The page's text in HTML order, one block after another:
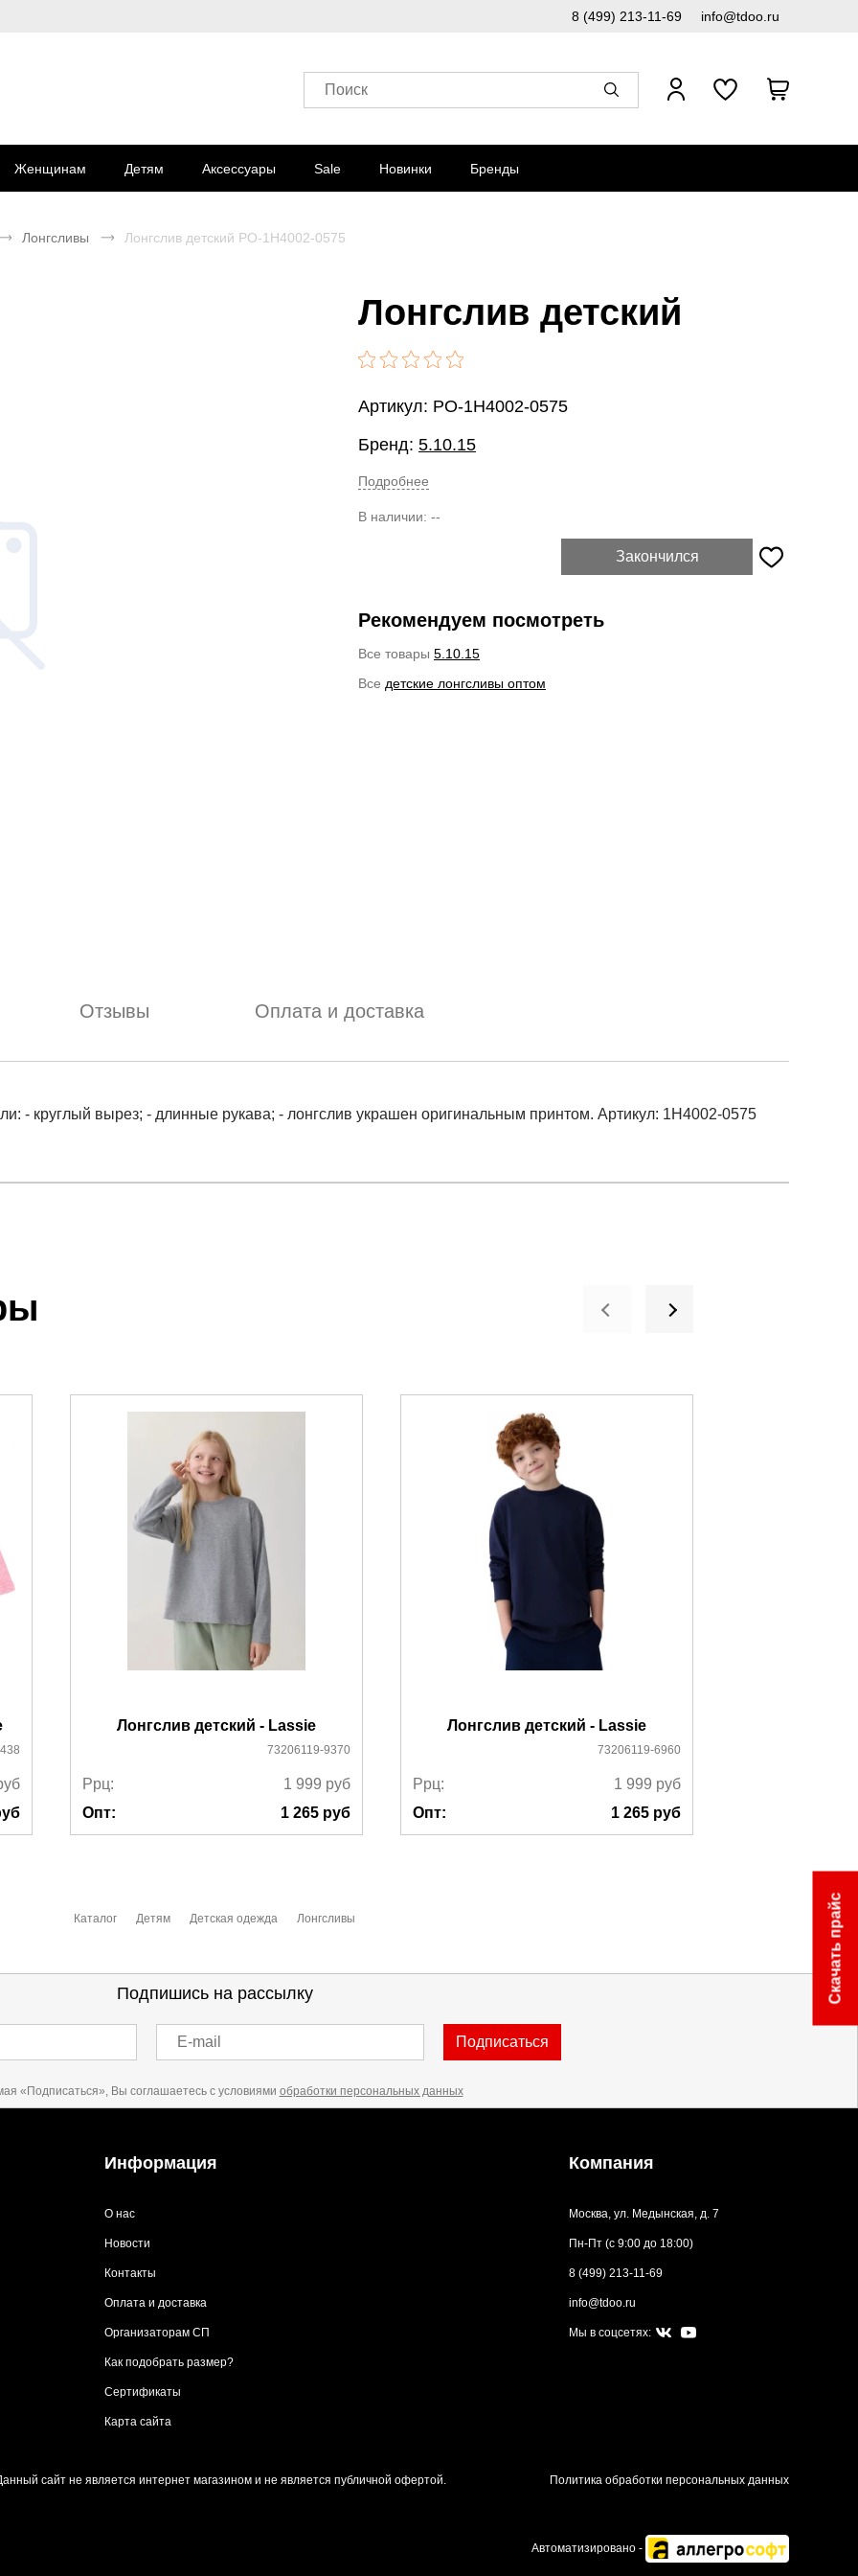
8 (499) 213-11-69 info@tdoo.ru
Поиск
Женщинам Детям Аксессуары Sale Новинки Бренды
Лонгсливы Лонгслив детский PO-1H4002-0575
Лонгслив детский
Артикул: PO-1H4002-0575
Бренд: 5.10.15
Подробнее
В наличии: --
Закончился
Рекомендуем посмотреть
Все товары 5.10.15
Все детские лонгсливы оптом
Отзывы Оплата и доставка
- круглый вырез; - длинные рукава; - лонгслив украшен оригинальным принтом. Артикул: 1H4002-0575
счета менеджером.
который высылает менеджер.
с Почтой Росии и СДЭК.
ознакомиться здесь
Лонгслив детский - Lassie
73206119-9370
Ррц: 1 999 руб
Опт:
1 265 руб
Лонгслив детский - Lassie
73206119-6960
Ррц: 1 999 руб
Опт:
1 265 руб
Каталог Детям Детская одежда Лонгсливы
Подпишись на рассылку
E-mail Подписаться
«Подписаться», Вы соглашаетесь с условиями обработки персональных данных
Информация
О нас
Новости
Контакты
Оплата и доставка
Организаторам СП
Как подобрать размер?
Сертификаты
Карта сайта
Компания
Москва, ул. Медынская, д. 7
Пн-Пт (с 9:00 до 18:00)
8 (499) 213-11-69
info@tdoo.ru
Мы в соцсетях:
сайт не является интернет магазином и не является публичной офертой. Политика обработки персональных данных
Автоматизировано -
Скачать прайс